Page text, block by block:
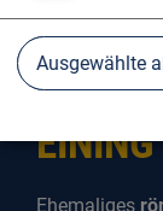
EINING
Ehemaliges
Ausgewählte